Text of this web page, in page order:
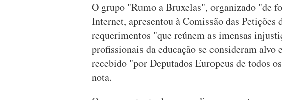
O grupo "Rumo a Bruxelas", organizado "de
Internet, apresentou à Comissão das
requerimentos "que reúnem as imensas
profissionais da educação se consideram
recebido "por Deputados Europeus de todos
nota.